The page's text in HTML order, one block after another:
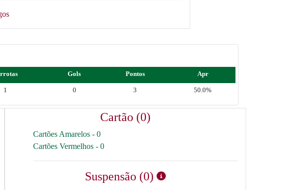
Gols Pontos Apr
1 0 3 50.0%
Cartão (0)
Cartões Amarelos - 0
Cartões Vermelhos - 0
Suspensão (0)